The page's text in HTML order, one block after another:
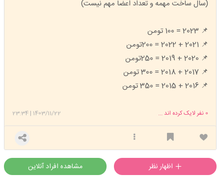
(سال ساخت مهمه و تعداد اعضا مهم نیست)
📌 2023 = 100 تومن
📌 2021 + 2022 = 200تومن
📌 2020 + 2019 = 250تومن
📌 2017 + 2018 = 300 تومن
📌 2016 + 2015 = 350 تومن
1403/11/22
|
23:34 0 نفر لایک کرده اند ...
مشاهده افراد آنلاین